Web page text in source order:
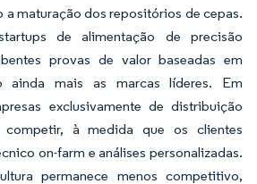
a maturação dos repositórios de cepas.
de alimentação de precisão
provas de valor baseadas em
ainda mais as marcas líderes. Em
exclusivamente de distribuição
à medida que os clientes
on-farm e análises personalizadas.
permanece menos competitivo,